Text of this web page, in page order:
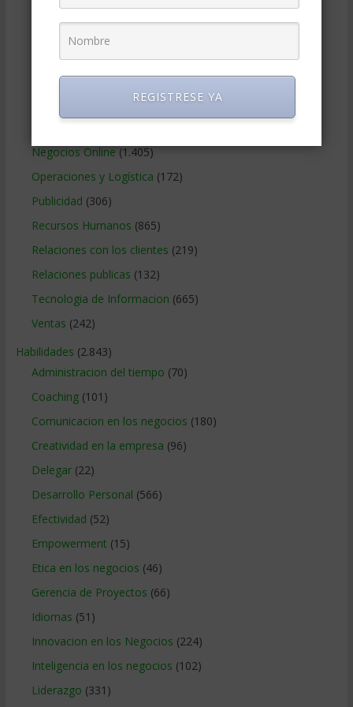
Gobierno Corporativo(11)
Marketing Digital(247)
Métodos Gerenciales(280)
Negocios Online (1.405)
Operaciones y Logística (172)
Publicidad (306)
Recursos Humanos (865)
Relaciones con los clientes (219)
Relaciones publicas (132)
Tecnologia de Informacion (665)
Ventas (242)
Habilidades (2.843)
Administracion del tiempo (70)
Coaching(101)
Comunicacion en los negocios (180)
Creatividad en la empresa (96)
Delegar(22)
Desarrollo Personal (566)
Efectividad (52)
Empowerment (15)
Etica en los negocios (46)
Gerencia de Proyectos (66)
Idiomas (51)
Innovacion en los Negocios (224)
Inteligencia en los negocios (102)
Liderazgo (331)
REGISTRESE YA